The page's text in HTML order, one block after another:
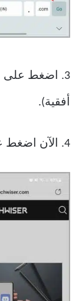
3. اضغط على قائمة
أفقية).
4. الآن اضغط على